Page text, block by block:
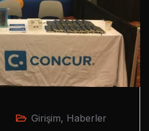
Girişim, Haberler